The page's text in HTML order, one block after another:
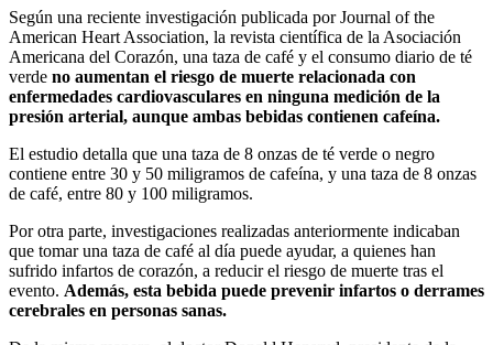
Según una reciente investigación publicada por Journal of the
American Heart Association, la revista científica de la Asociación
Americana del Corazón, una taza de café y el consumo diario de té
verde no aumentan el riesgo de muerte relacionada con
enfermedades cardiovasculares en ninguna medición de la
presión arterial, aunque ambas bebidas contienen cafeína.
El estudio detalla que una taza de 8 onzas de té verde o negro
contiene entre 30 y 50 miligramos de cafeína, y una taza de 8 onzas
de café, entre 80 y 100 miligramos.
Por otra parte, investigaciones realizadas anteriormente indicaban
que tomar una taza de café al día puede ayudar, a quienes han
sufrido infartos de corazón, a reducir el riesgo de muerte tras el
evento. Además, esta bebida puede prevenir infartos o derrames
cerebrales en personas sanas.